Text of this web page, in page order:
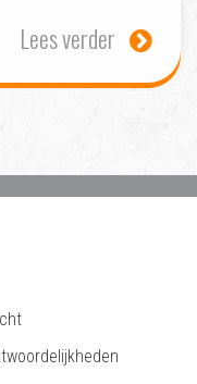
Lees verder